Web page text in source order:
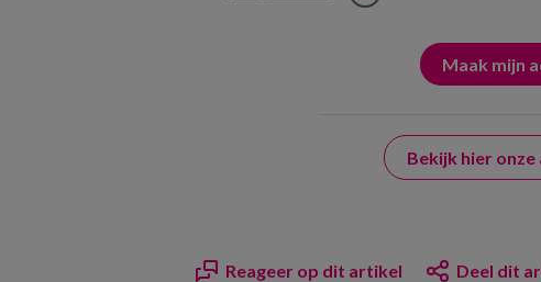
Bekijk hier
Reageer op dit artikel Deel dit